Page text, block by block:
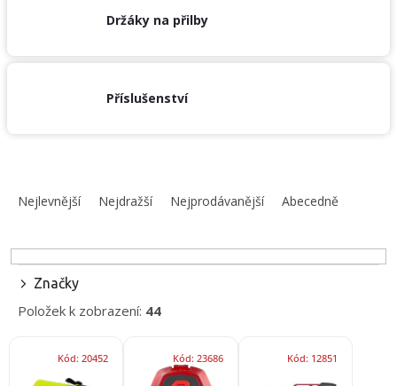
Držáky na přilby
Příslušenství
n
Nejlevnější Nejdražší Nejprodávanější Abecedně
Značky
Položek k zobrazení: 44
Kód:20452 Kód: 23686 Kód: 12851